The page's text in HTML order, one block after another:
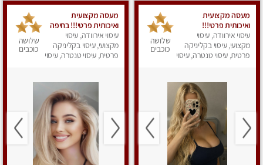
מעסה מקצועית
ואיכותית פרטי!!!
עיסוי אירוודה, עיסוי
מקצועי, עיסוי בקליניקה
פרטית, עיסוי טנטרה, עיסוי
שלושה
כוכבים
מעסה מקצועית
ואיכותית פרטי!!! בחיפה
עיסוי אירוודה, עיסוי
מקצועי, עיסוי בקליניקה
פרטית, עיסוי טנטרה, עיסוי
שלושה
כוכבים